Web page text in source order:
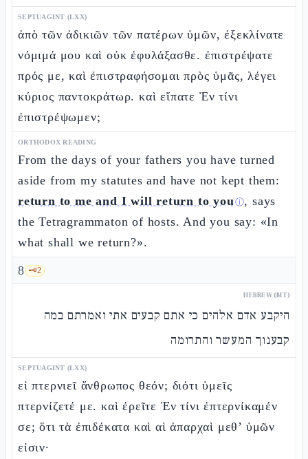
SEPTUAGINT (LXX)
ἀπὸ τῶν ἀδικιῶν τῶν πατέρων ὑμῶν, ἐξεκλίνατε
νόμιμά μου καὶ οὐκ ἐφυλάξασθε. ἐπιστρέψατε
πρός με, καὶ ἐπιστραφήσομαι πρὸς ὑμᾶς, λέγει
κύριος παντοκράτωρ. καὶ εἴπατε Ἐν τίνι
ἐπιστρέψωμεν;
ORTHODOX READING
From the days of your fathers you have turned
aside from my statutes and have not kept them:
return to me and I will return to youⓘ, says
the Tetragrammaton of hosts. And you say: «In
what shall we return?».
8 🗝️2
HEBREW (MT)
היקבע אדם אלהים כי אתם קבעים אתי ואמרתם במה
קבענוך המעשר והתרומה
SEPTUAGINT (LXX)
εἰ πτερνιεῖ ἄνθρωπος θεόν; διότι ὑμεῖς
πτερνίζετέ με. καὶ ἐρεῖτε Ἐν τίνι ἐπτερνίκαμέν
σε; ὅτι τὰ ἐπιδέκατα καὶ αἱ ἀπαρχαὶ μεθ’ ὑμῶν
εἰσιν·